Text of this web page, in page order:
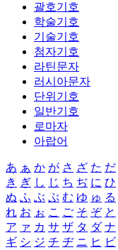
괄호기호
학술기호
기술기호
첨자기호
라틴문자
러시아문자
단위기호
일반기호
로마자
아랍어
あ ぁ か が さ ざ た だ
き ぎ し じ ち ぢ に ひ
ぬ ふ ぶ ぷ む ゆ ゅ る
れ お ぉ こ ご そ ぞ と
ア ァ カ サ ザ タ ダ ナ
ギ シ ジ チ ヂ ニ ヒ ビ